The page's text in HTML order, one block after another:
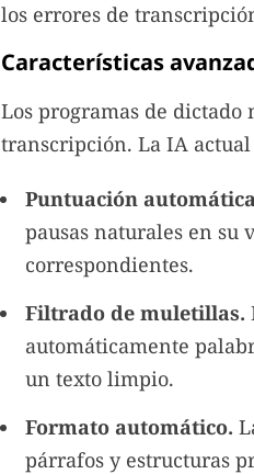
los errores de
Características
Los programas de
transcripción. La IA
Puntuación
pausas naturales en su
correspondientes.
Filtrado de muletillas.
automáticamente
un texto limpio.
Formato automático.
párrafos y estructuras